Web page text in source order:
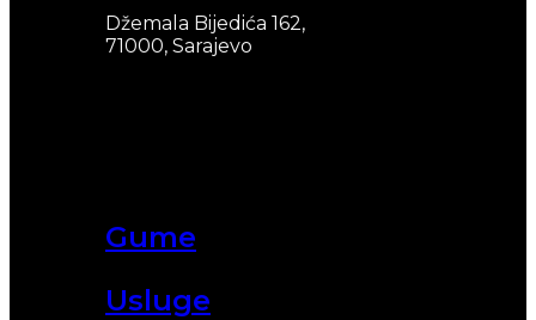
Gume
Usluge
Džemala Bijedića 162,
71000, Sarajevo